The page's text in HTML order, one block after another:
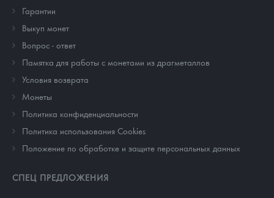
Гарантии
Выкуп монет
Вопрос - ответ
Памятка для работы с монетами из драгметаллов
Условия возврата
Монеты
Политика конфиденциальности
Политика использования Cookies
Положение по обработке и защите персональных данных
СПЕЦ ПРЕДЛОЖЕНИЯ